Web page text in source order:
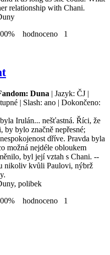
relationship with Chani.
hodnoceno 1
Duna | Jazyk: ČJ |
| Slash: ano | Dokončeno:
Irulán... nešťastná. Říci, že
by bylo značně nepřesné;
dříve. Pravda byla
možná nejdéle obloukem
byl její vztah s Chani. --
nikoliv kvůli Paulovi, nýbrž
polibek
hodnoceno 1